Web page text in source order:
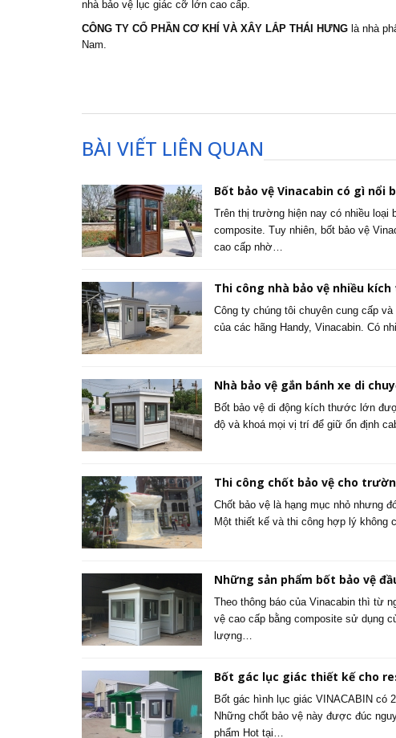
nhà bảo vệ lục giác cỡ lớn cao cấp.
CÔNG TY CỔ PHẦN CƠ KHÍ VÀ XÂY LẮP THÁI HƯNG là nhà
Nam.
BÀI VIẾT LIÊN QUAN
Bốt bảo vệ Vinacabin có gì nổi
Trên thị trường hiện nay có nhiều loại
composite. Tuy nhiên, bốt bảo vệ
cao cấp nhờ…
Thi công nhà bảo vệ nhiều
Công ty chúng tôi chuyên cung cấp
của các hãng Handy, Vinacabin. Có
Nhà bảo vệ gắn bánh xe di
Bốt bảo vệ di động kích thước lớn
độ và khoá mọi vị trí để giữ ổn định
Thi công chốt bảo vệ cho
Chốt bảo vệ là hạng mục nhỏ nhưng
Một thiết kế và thi công hợp lý không
Những sản phẩm bốt bảo vệ
Theo thông báo của Vinacabin thì từ
vệ cao cấp bằng composite sử dụng
lượng…
Bốt gác lục giác thiết kế cho
Bốt gác hình lục giác VINACABIN
Những chốt bảo vệ này được đúc
phẩm Hot tại…